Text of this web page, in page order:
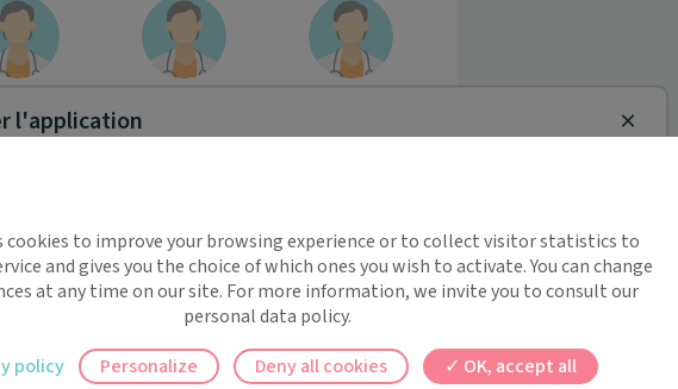
David
Dr Cindy
LUCOT
Dr Catherine
RAUTURIER
l'application
!
rappels automatiques pour ne plus rien
Close
cookies to improve your browsing experience or to collect visitor statistics to
and gives you the choice of which ones you wish to activate. You can change
at any time on our site. For more information, we invite you to consult our
personal data policy.
OK, accept all
Deny all cookies
Personalize
policy